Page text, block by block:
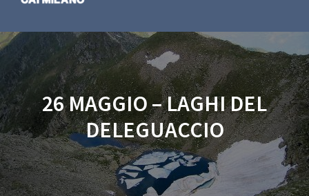
26 MAGGIO – LAGHI DEL
DELEGUACCIO